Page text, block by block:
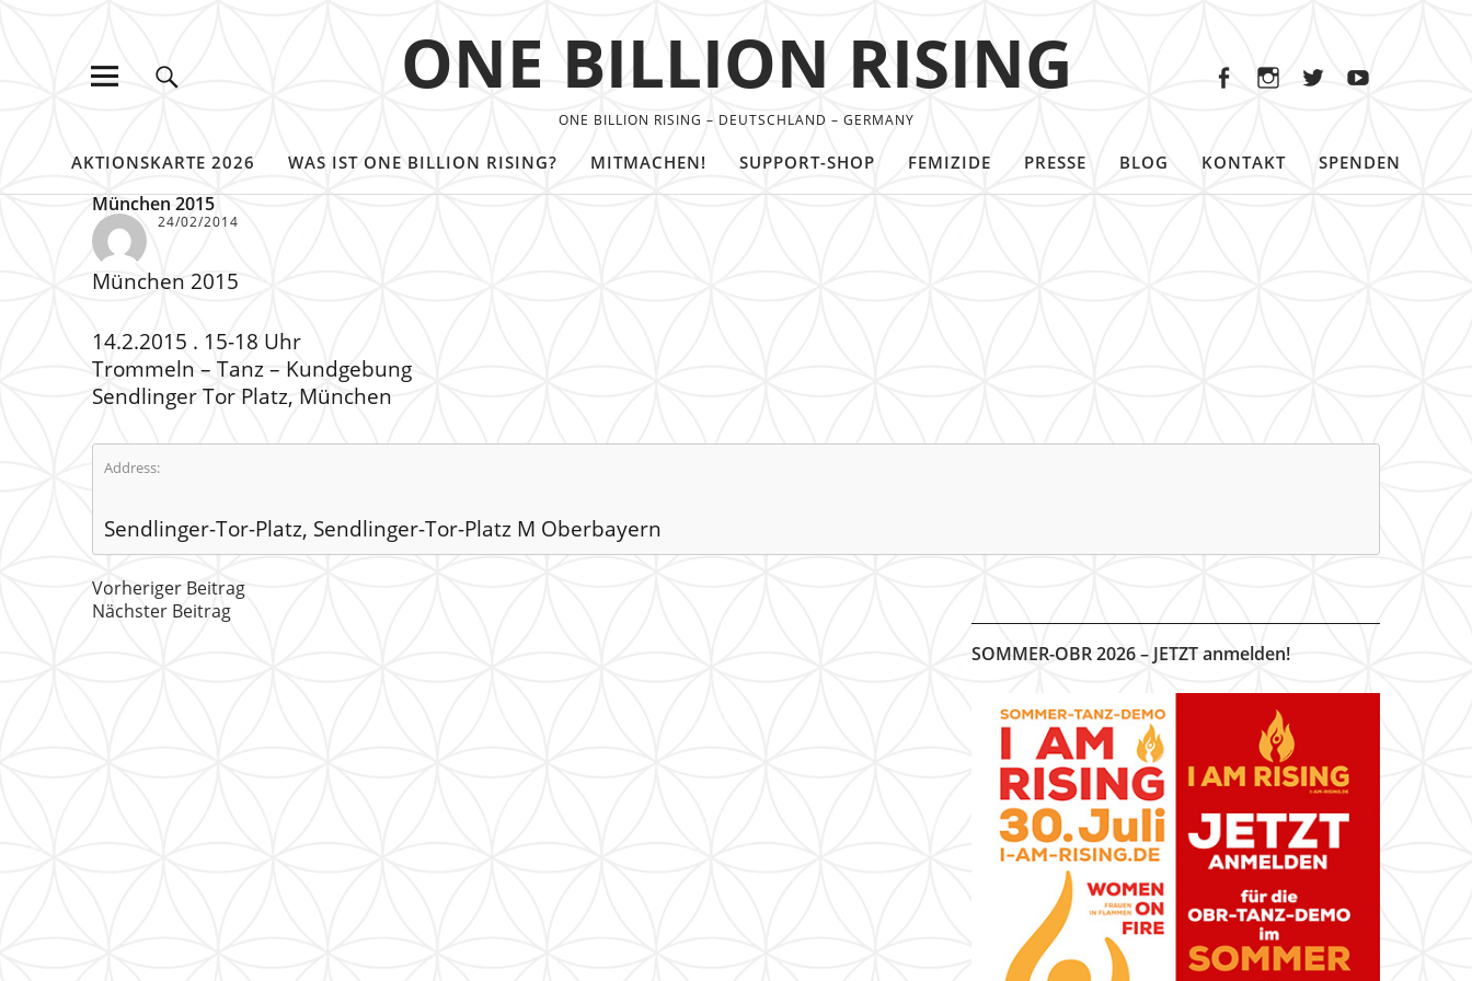
ONE BILLION RISING
ONE BILLION RISING – DEUTSCHLAND – GERMANY
AKTIONSKARTE 2026 WAS IST ONE BILLION RISING? MITMACHEN! SUPPORT-SHOP FEMIZIDE PRESSE BLOG KONTAKT SPENDEN
München 2015
24/02/2014
München 2015
14.2.2015 . 15-18 Uhr
Trommeln – Tanz – Kundgebung
Sendlinger Tor Platz, München
Address:
Sendlinger-Tor-Platz, Sendlinger-Tor-Platz M Oberbayern
Vorheriger Beitrag
Nächster Beitrag
SOMMER-OBR 2026 – JETZT anmelden!